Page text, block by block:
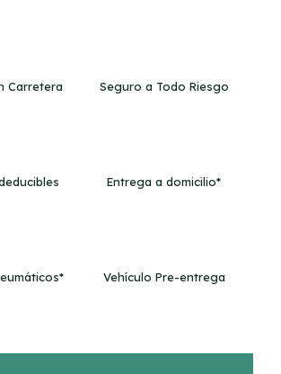
Carretera Seguro a Todo Riesgo
Entrega a domicilio*
Vehículo Pre-entrega